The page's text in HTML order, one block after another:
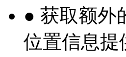
● 获取额
位置信息提